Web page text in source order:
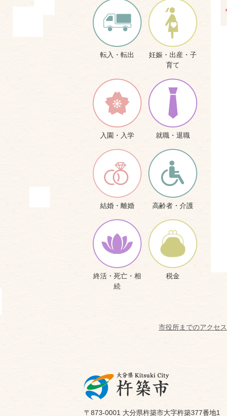
転入・転出
妊娠・出産・子
育て
入園・入学 就職・退職
結婚・離婚 高齢者・介護
終活・死亡・相
続
税金
市役所までのアクセス
〒873-0001 大分県杵築市大字杵築377番地1